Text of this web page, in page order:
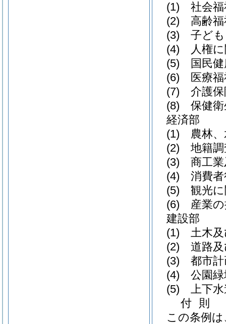
(1) 社会福
(2) 高齢福
(3) 子ども
(4) 人権に
(5) 国民健
(6) 医療福
(7) 介護保
(8) 保健衛
経済部
(1) 農林、
(2) 地籍調
(3) 商工業
(4) 消費者
(5) 観光に
(6) 産業の
建設部
(1) 土木及
(2) 道路及
(3) 都市計
(4) 公園緑
(5) 上下水
付 則
この条例